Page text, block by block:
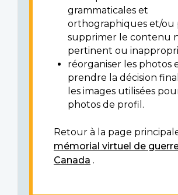
grammaticales et
orthographiques et/ou
supprimer le contenu
pertinent ou
réorganiser les photos
prendre la décision
les images utilisées
photos de profil.
Retour à la page
mémorial virtuel de
Canada .